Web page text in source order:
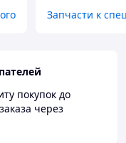
Запчасти к
покупок до
через